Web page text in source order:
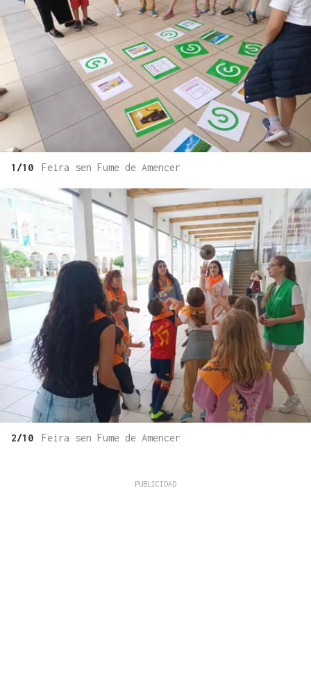
1/10 Feira sen Fume de Amencer
2/10 Feira sen Fume de Amencer